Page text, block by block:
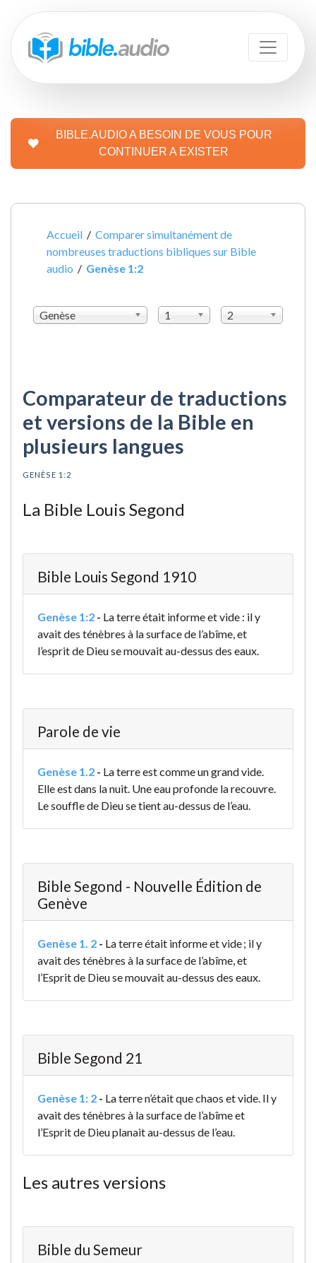
BIBLE.AUDIO A BESOIN DE VOUS POUR
CONTINUER A EXISTER
Accueil /Comparer simultanément de
nombreuses traductions bibliques sur Bible
audio / Genèse 1:2
Genèse 1 2
Comparateur de traductions
et versions de la Bible en
plusieurs langues
GENÈSE 1:2
La Bible Louis Segond
Bible Louis Segond 1910
Genèse 1:2 - La terre était informe et vide : il y
avait des ténèbres à la surface de l’abîme, et
l’esprit de Dieu se mouvait au-dessus des eaux.
Parole de vie
Genèse 1.2 - La terre est comme un grand vide.
Elle est dans la nuit. Une eau profonde la recouvre.
Le souffle de Dieu se tient au-dessus de l’eau.
Bible Segond - Nouvelle Édition de
Genève
Genèse 1. 2 - La terre était informe et vide ; il y
avait des ténèbres à la surface de l’abîme, et
l’Esprit de Dieu se mouvait au-dessus des eaux.
Bible Segond 21
Genèse 1: 2 - La terre n’était que chaos et vide. Il y
avait des ténèbres à la surface de l’abîme et
l’Esprit de Dieu planait au-dessus de l’eau.
Les autres versions
Bible du Semeur